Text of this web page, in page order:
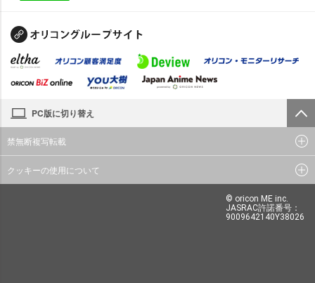
PC版に切り替え
禁無断複写転載
クッキーの使用について
© oricon ME inc.
JASRAC許諾番号：
9009642140Y38026